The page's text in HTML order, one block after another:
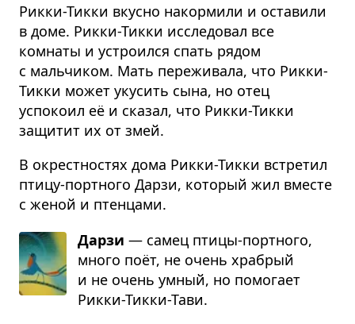
Рикки-Тикки вкусно накормили и оставили
в доме. Рикки-Тикки исследовал все
комнаты и устроился спать рядом
с мальчиком. Мать переживала, что Рикки-
Тикки может укусить сына, но отец
успокоил её и сказал, что Рикки-Тикки
защитит их от змей.
В окрестностях дома Рикки-Тикки встретил
птицу-портного Дарзи, который жил вместе
с женой и птенцами.
Дарзи — самец птицы-порт­ного,
много поёт, не очень хра­брый
и не очень умный, но помо­гает
Рикки-Тикки-Тави.